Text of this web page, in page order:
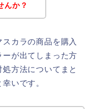
んか？
カラの商品を購入
ーが出てしまった方
方法についてまと
いです。